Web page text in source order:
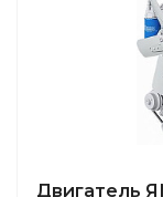
Двигатель